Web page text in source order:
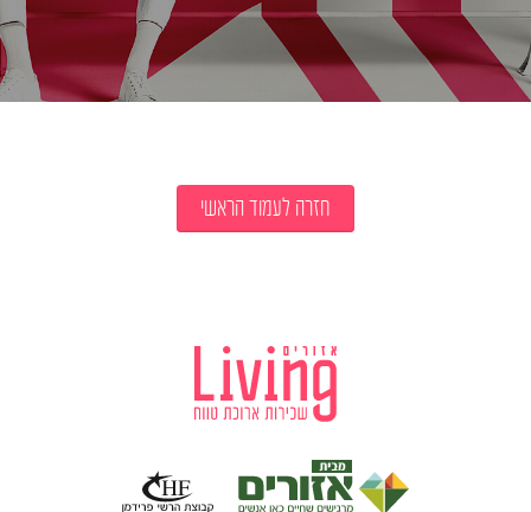
חזרה לעמוד הראשי